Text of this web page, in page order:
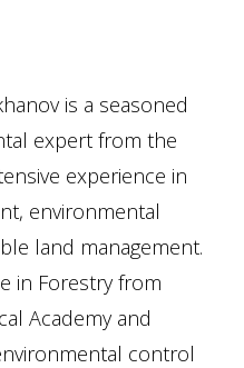
is a seasoned
expert from the
experience in
environmental
land management.
in Forestry from
Academy and
control